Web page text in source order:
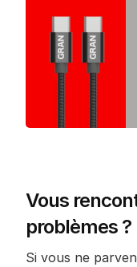
Vous
problèmes ?
Si vous ne